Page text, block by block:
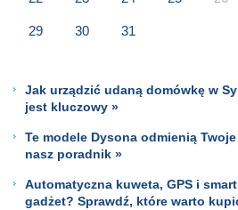
29 30 31
Jak urządzić udaną domówkę w
jest kluczowy »
Te modele Dysona odmienią
nasz poradnik »
Automatyczna kuweta, GPS i
gadżet? Sprawdź, które warto